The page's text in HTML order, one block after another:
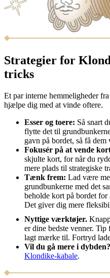
Strategier for
tricks
Et par interne hemmeligheder
hjælpe dig med at vinde oftere.
Esser og toere: Så snart
flytte det til
gavn på bordet, så få
Fokusér på at vende
skjulte kort, for når du
mere plads til strategiske
Tænk frem: Lad være
grundbunkerne med det
beholde kort på bordet
Det giver dig mere
Nyttige værktøjer.
er dine bedste venner.
lagt mærke til. Fortryd
Vil du gå mere i dybden?
Klondike-kabale.